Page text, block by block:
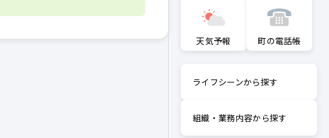
天気予報 町の電話帳
ライフシーンから探す
組織・業務内容から探す